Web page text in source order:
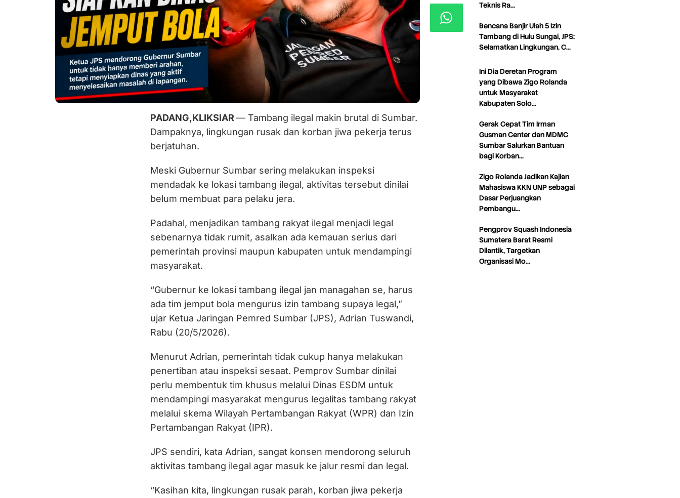
PADANG,KLIKSIAR — Tambang ilegal makin brutal di Sumbar.
Dampaknya, lingkungan rusak dan korban jiwa pekerja terus
berjatuhan.
Meski Gubernur Sumbar sering melakukan inspeksi
mendadak ke lokasi tambang ilegal, aktivitas tersebut dinilai
belum membuat para pelaku jera.
Padahal, menjadikan tambang rakyat ilegal menjadi legal
sebenarnya tidak rumit, asalkan ada kemauan serius dari
pemerintah provinsi maupun kabupaten untuk mendampingi
masyarakat.
“Gubernur ke lokasi tambang ilegal jan managahan se, harus
ada tim jemput bola mengurus izin tambang supaya legal,”
ujar Ketua Jaringan Pemred Sumbar (JPS), Adrian Tuswandi,
Rabu (20/5/2026).
Menurut Adrian, pemerintah tidak cukup hanya melakukan
penertiban atau inspeksi sesaat. Pemprov Sumbar dinilai
perlu membentuk tim khusus melalui Dinas ESDM untuk
mendampingi masyarakat mengurus legalitas tambang rakyat
melalui skema Wilayah Pertambangan Rakyat (WPR) dan Izin
Pertambangan Rakyat (IPR).
JPS sendiri, kata Adrian, sangat konsen mendorong seluruh
aktivitas tambang ilegal agar masuk ke jalur resmi dan legal.
“Kasihan kita, lingkungan rusak parah, korban jiwa pekerja
Teknis Ra…
Bencana Banjir Ulah 5 Izin
Tambang di Hulu Sungai, JPS:
Selamatkan Lingkungan, C…
Ini Dia Deretan Program
yang Dibawa Zigo Rolanda
untuk Masyarakat
Kabupaten Solo…
Gerak Cepat Tim Irman
Gusman Center dan MDMC
Sumbar Salurkan Bantuan
bagi Korban…
Zigo Rolanda Jadikan Kajian
Mahasiswa KKN UNP sebagai
Dasar Perjuangkan
Pembangu…
Pengprov Squash Indonesia
Sumatera Barat Resmi
Dilantik, Targetkan
Organisasi Mo…